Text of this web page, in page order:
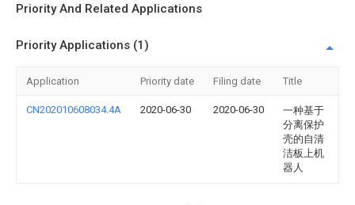
Priority And Related Applications
Priority Applications (1)
Application Priority date Filing date Title
CN202010608034.4A 2020-06-30 2020-06-30
一种基于
分离保护
壳的自清
洁板上机
器人